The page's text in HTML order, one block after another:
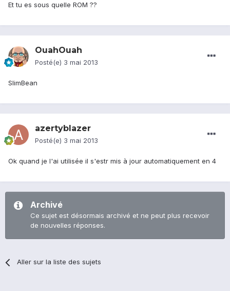
Et tu es sous quelle ROM ??
OuahOuah
Posté(e) 3 mai 2013
SlimBean
azertyblazer
Posté(e) 3 mai 2013
Ok quand je l'ai utilisée il s'estr mis à jour automatiquement en 4
Archivé
Ce sujet est désormais archivé et ne peut plus recevoir
de nouvelles réponses.
Aller sur la liste des sujets